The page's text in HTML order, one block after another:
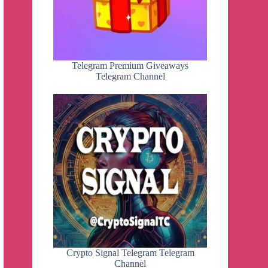
Telegram Premium Giveaways
Telegram Channel
Crypto Signal Telegram Telegram
Channel